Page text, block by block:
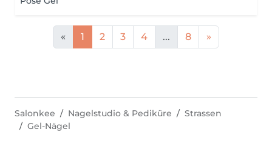
« 1 2 3 4 ... 8 »
Salonkee Nagelstudio & Pediküre
Strassen
Gel-Nägel